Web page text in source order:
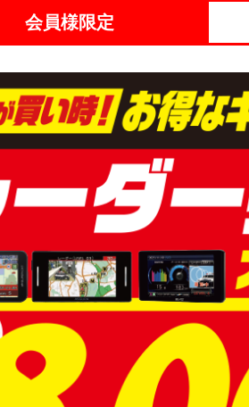
会員様限定